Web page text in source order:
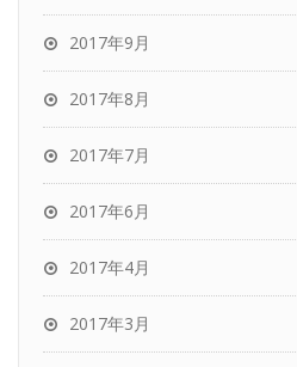
2017年9月
2017年8月
2017年7月
2017年6月
2017年4月
2017年3月